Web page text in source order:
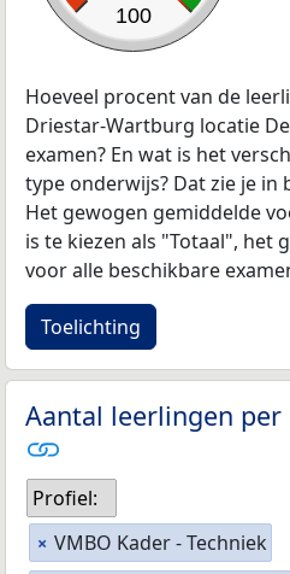
100
Hoeveel procent van de
Driestar-Wartburg locatie
examen? En wat is het
type onderwijs? Dat zie je in
Het gewogen gemiddelde
is te kiezen als "Totaal", het
voor alle beschikbare
Toelichting
Aantal leerlingen
Profiel:
× VMBO Kader - Techniek